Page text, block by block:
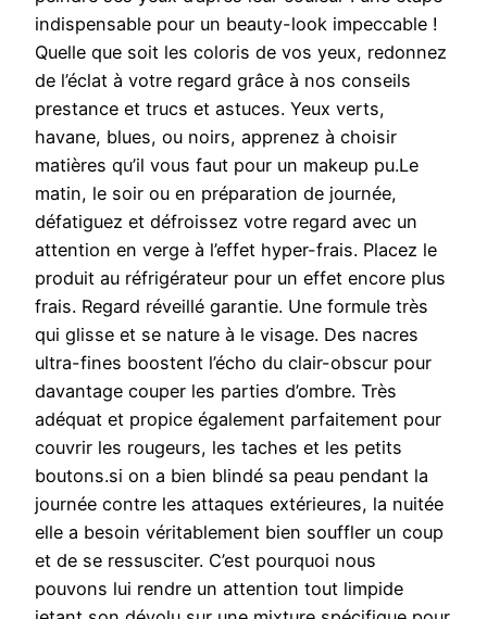
indispensable pour un beauty-look impeccable !
Quelle que soit les coloris de vos yeux, redonnez
de l’éclat à votre regard grâce à nos conseils
prestance et trucs et astuces. Yeux verts,
havane, blues, ou noirs, apprenez à choisir
matières qu’il vous faut pour un makeup pu.Le
matin, le soir ou en préparation de journée,
défatiguez et défroissez votre regard avec un
attention en verge à l’effet hyper-frais. Placez le
produit au réfrigérateur pour un effet encore plus
frais. Regard réveillé garantie. Une formule très
qui glisse et se nature à le visage. Des nacres
ultra-fines boostent l’écho du clair-obscur pour
davantage couper les parties d’ombre. Très
adéquat et propice également parfaitement pour
couvrir les rougeurs, les taches et les petits
boutons.si on a bien blindé sa peau pendant la
journée contre les attaques extérieures, la nuitée
elle a besoin véritablement bien souffler un coup
et de se ressusciter. C’est pourquoi nous
pouvons lui rendre un attention tout limpide